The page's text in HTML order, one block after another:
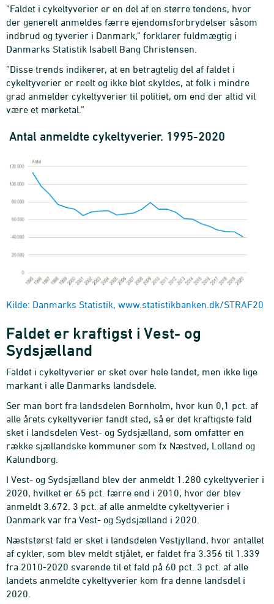
”Faldet i cykeltyverier er en del af en større tendens, hvor
der generelt anmeldes færre ejendomsforbrydelser såsom
indbrud og tyverier i Danmark,” forklarer fuldmægtig i
Danmarks Statistik Isabell Bang Christensen.
”Disse trends indikerer, at en betragtelig del af faldet i
cykeltyverier er reelt og ikke blot skyldes, at folk i mindre
grad anmelder cykeltyverier til politiet, om end der altid vil
være et mørketal.”
Antal anmeldte cykeltyverier. 1995-2020
Kilde: Danmarks Statistik, www.statistikbanken.dk/STRAF20
Faldet er kraftigst i Vest- og
Sydsjælland
Faldet i cykeltyverier er sket over hele landet, men ikke lige
markant i alle Danmarks landsdele.
Ser man bort fra landsdelen Bornholm, hvor kun 0,1 pct. af
alle årets cykeltyverier fandt sted, så er det kraftigste fald
sket i landsdelen Vest- og Sydsjælland, som omfatter en
række sjællandske kommuner som fx Næstved, Lolland og
Kalundborg.
I Vest- og Sydsjælland blev der anmeldt 1.280 cykeltyverier i
2020, hvilket er 65 pct. færre end i 2010, hvor der blev
anmeldt 3.672. 3 pct. af alle anmeldte cykeltyverier i
Danmark var fra Vest- og Sydsjælland i 2020.
Næststørst fald er sket i landsdelen Vestjylland, hvor antallet
af cykler, som blev meldt stjålet, er faldet fra 3.356 til 1.339
fra 2010-2020 svarende til et fald på 60 pct. 3 pct. af alle
landets anmeldte cykeltyverier kom fra denne landsdel i
2020.